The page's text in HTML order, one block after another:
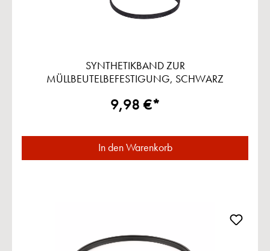
SYNTHETIKBAND ZUR
MÜLLBEUTELBEFESTIGUNG, SCHWARZ
9,98 €*
In den Warenkorb